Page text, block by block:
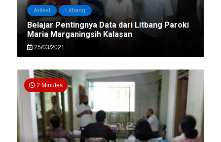
Artikel Litbang
Belajar Pentingnya Data dari Litbang Paroki
Maria Marganingsih Kalasan
25/03/2021
2 Minutes